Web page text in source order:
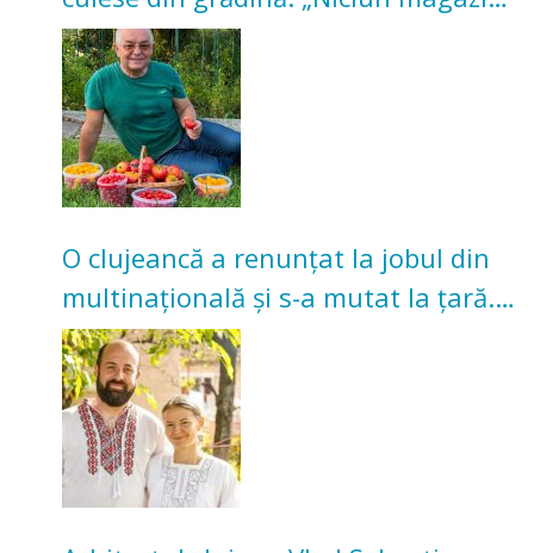
nu poate oferi această satisfacție”
O clujeancă a renunțat la jobul din
multinațională și s-a mutat la țară.
Acum cultivă legume în grădina
bunicilor